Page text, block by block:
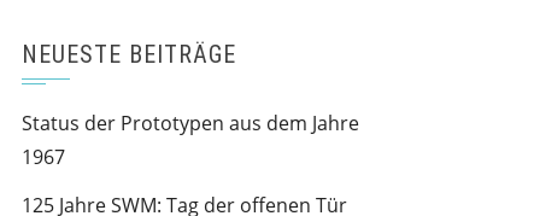
NEUESTE BEITRÄGE
Status der Prototypen aus dem Jahre
1967
125 Jahre SWM: Tag der offenen Tür